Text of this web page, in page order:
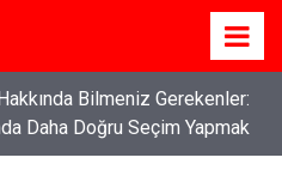
Bilmeniz Gerekenler:
Daha Doğru Seçim Yapmak